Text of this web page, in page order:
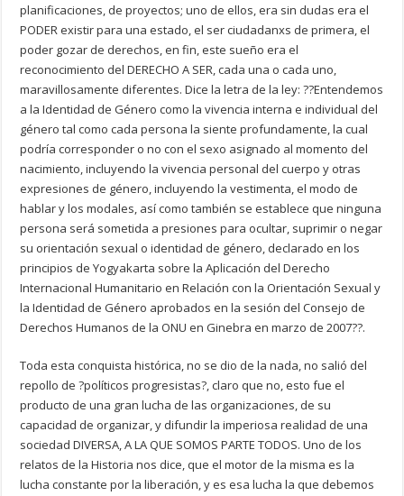
planificaciones, de proyectos; uno de ellos, era sin dudas era el
PODER existir para una estado, el ser ciudadanxs de primera, el
poder gozar de derechos, en fin, este sueño era el
reconocimiento del DERECHO A SER, cada una o cada uno,
maravillosamente diferentes. Dice la letra de la ley: ??Entendemos
a la Identidad de Género como la vivencia interna e individual del
género tal como cada persona la siente profundamente, la cual
podría corresponder o no con el sexo asignado al momento del
nacimiento, incluyendo la vivencia personal del cuerpo y otras
expresiones de género, incluyendo la vestimenta, el modo de
hablar y los modales, así como también se establece que ninguna
persona será sometida a presiones para ocultar, suprimir o negar
su orientación sexual o identidad de género, declarado en los
principios de Yogyakarta sobre la Aplicación del Derecho
Internacional Humanitario en Relación con la Orientación Sexual y
la Identidad de Género aprobados en la sesión del Consejo de
Derechos Humanos de la ONU en Ginebra en marzo de 2007??.
Toda esta conquista histórica, no se dio de la nada, no salió del
repollo de ?políticos progresistas?, claro que no, esto fue el
producto de una gran lucha de las organizaciones, de su
capacidad de organizar, y difundir la imperiosa realidad de una
sociedad DIVERSA, A LA QUE SOMOS PARTE TODOS. Uno de los
relatos de la Historia nos dice, que el motor de la misma es la
lucha constante por la liberación, y es esa lucha la que debemos